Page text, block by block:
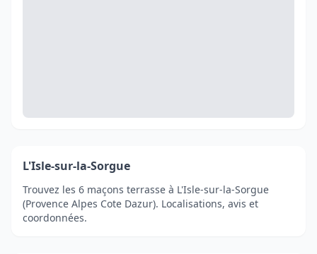
L'Isle-sur-la-Sorgue
Trouvez les 6 maçons terrasse à L'Isle-sur-la-Sorgue
(Provence Alpes Cote Dazur). Localisations, avis et
coordonnées.